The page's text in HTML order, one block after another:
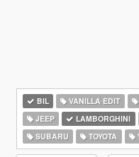
BIL VANILLA EDIT
JEEP
LAMBORGHINI
SUBARU
TOYOTA